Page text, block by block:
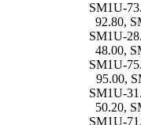
SM1U-
92.80,
SM1U-
48.00,
SM1U-
95.00,
SM1U-
50.20,
SM1U-